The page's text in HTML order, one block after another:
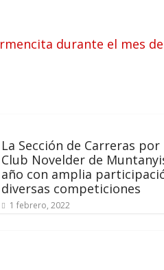
durante el mes
La Sección de Carreras
Club Novelder de
año con amplia
diversas competiciones
1 febrero, 2022